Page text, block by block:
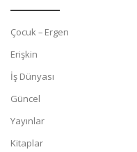
Çocuk – Ergen
Erişkin
İş Dünyası
Güncel
Yayınlar
Kitaplar